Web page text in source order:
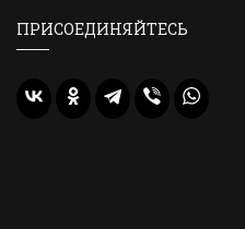
ПРИСОЕДИНЯЙТЕСЬ